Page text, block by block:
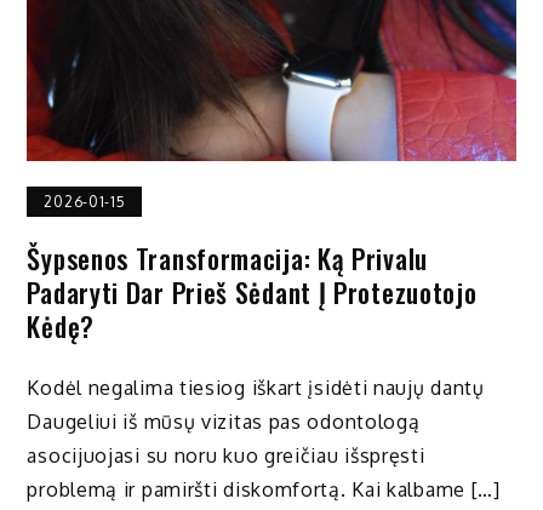
2026-01-15
Šypsenos Transformacija: Ką Privalu
Padaryti Dar Prieš Sėdant Į Protezuotojo
Kėdę?
Kodėl negalima tiesiog iškart įsidėti naujų dantų
Daugeliui iš mūsų vizitas pas odontologą
asocijuojasi su noru kuo greičiau išspręsti
problemą ir pamiršti diskomfortą. Kai kalbame […]